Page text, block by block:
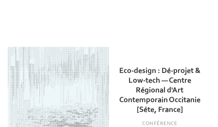
Eco-design : Dé-projet &
Low-tech — Centre
Régional d'Art
Contemporain Occitanie
[Séte, France]
CONFÉRENCE